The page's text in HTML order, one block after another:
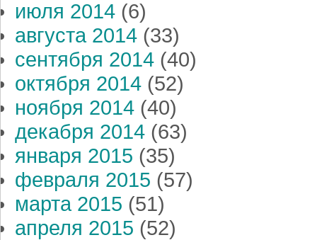
июля 2014 (6)
августа 2014 (33)
сентября 2014 (40)
октября 2014 (52)
ноября 2014 (40)
декабря 2014 (63)
января 2015 (35)
февраля 2015 (57)
марта 2015 (51)
апреля 2015 (52)